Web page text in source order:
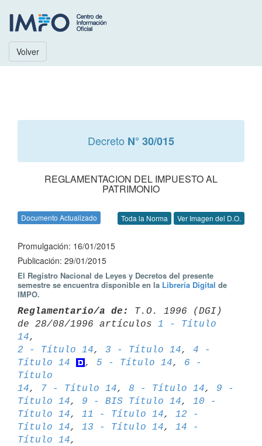
Volver
Decreto N° 30/015
REGLAMENTACION DEL IMPUESTO AL
PATRIMONIO
Documento Actualizado Toda la Norma Ver Imagen del D.O.
Promulgación: 16/01/2015
Publicación: 29/01/2015
El Registro Nacional de Leyes y Decretos del presente
semestre se encuentra disponible en la Librería Digital de
IMPO.
Reglamentario/a de:
T.O. 1996 (DGI)
de 28/08/1996 artículos 1 - Título
14
2 - Título 14, 3 - Título 14, 4 -
Título 14
, 5 - Título 14, 6 -
Título
14, 7 - Título 14, 8 - Título 14, 9 -
Título 14, 9 - BIS Título 14, 10 -
Título 14, 11 - Título 14, 12 -
Título 14, 13 - Título 14, 14 -
Título 14